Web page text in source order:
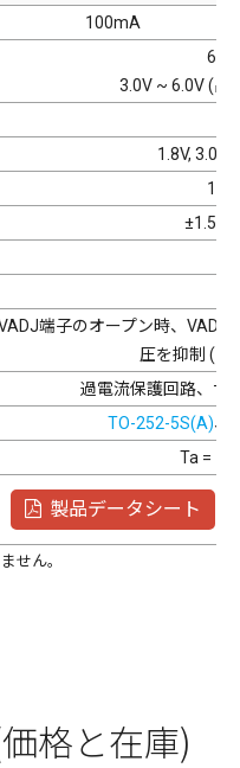
100mA
3.0V ~ 6.0V (出
1.8V, 3.0V,
±1.5%
端子のオープン時、VADJ
圧を抑制 (出
過電流保護回路、サ
TO-252-5S(A)、
Ta = -
製品データシート
せん。
格と在庫)